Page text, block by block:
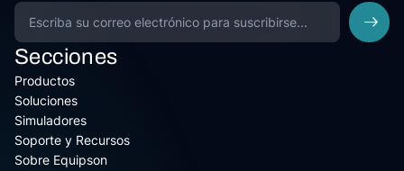
Secciones
Productos
Soluciones
Simuladores
Soporte y Recursos
Sobre Equipson